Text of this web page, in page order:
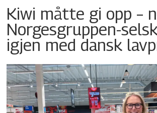
Kiwi måtte gi opp –
Norgesgruppen-
igjen med dansk